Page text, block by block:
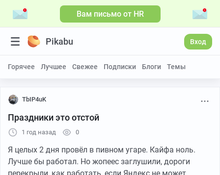
Вам письмо от HR
Pikabu Вход
Горячее Лучшее Свежее Подписки Блоги Темы
TbIP4uK
Праздники это отстой
1 год назад 0
Я целых 2 дня провёл в пивном угаре. Кайфа ноль.
Лучше бы работал. Но жопеес заглушили, дороги